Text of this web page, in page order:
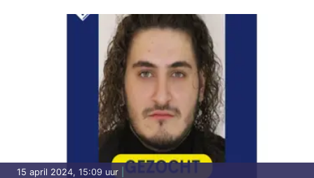
15 april 2024, 15:09 uur